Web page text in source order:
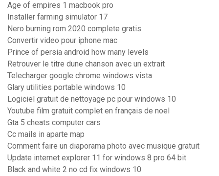
Age of empires 1 macbook pro
Installer farming simulator 17
Nero burning rom 2020 complete gratis
Convertir video pour iphone mac
Prince of persia android how many levels
Retrouver le titre dune chanson avec un extrait
Telecharger google chrome windows vista
Glary utilities portable windows 10
Logiciel gratuit de nettoyage pc pour windows 10
Youtube film gratuit complet en français de noel
Gta 5 cheats computer cars
Cc mails in aparte map
Comment faire un diaporama photo avec musique gratuit
Update internet explorer 11 for windows 8 pro 64 bit
Black and white 2 no cd fix windows 10